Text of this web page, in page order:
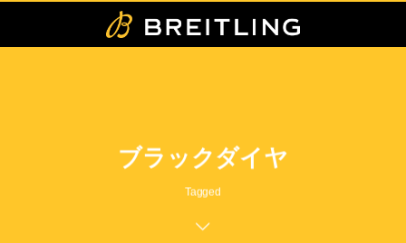
ブラックダイヤ
Tagged